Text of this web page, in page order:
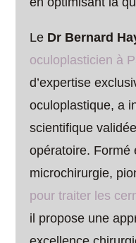
Le Dr Bernard
oculoplasticien à
d’expertise
oculoplastique, a
scientifique
opératoire. Formé
microchirurgie,
pour traiter les
il propose une